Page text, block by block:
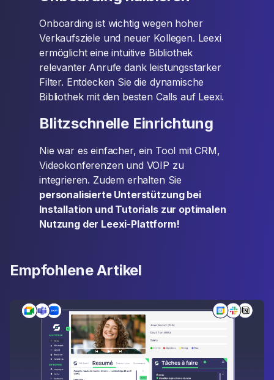
Onboarding ist wichtig wegen hoher
Verkaufsziele und neuer Kollegen. Leexi
ermöglicht eine intuitive Bibliothek
relevanter Anrufe dank leistungsstarker
Filter. Entdecken Sie die dynamische
Bibliothek mit den besten Calls auf Leexi.
Blitzschnelle Einrichtung
Nie war es einfacher, ein Tool mit CRM,
Videokonferenzen und VOIP zu
integrieren. Zudem erhalten Sie
personalisierte Unterstützung bei
Installation und Tutorials zur optimalen
Nutzung der Leexi-Plattform!
Empfohlene Artikel